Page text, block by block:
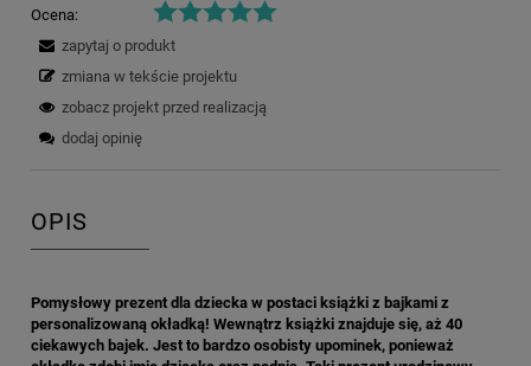
Ocena:
zapytaj o produkt
zmiana w tekście projektu
zobacz projekt przed realizacją
dodaj opinię
OPIS
Pomysłowy prezent dla dziecka w postaci książki z bajkami z
personalizowaną okładką! Wewnątrz książki znajduje się, aż 40
ciekawych bajek. Jest to bardzo osobisty upominek, ponieważ